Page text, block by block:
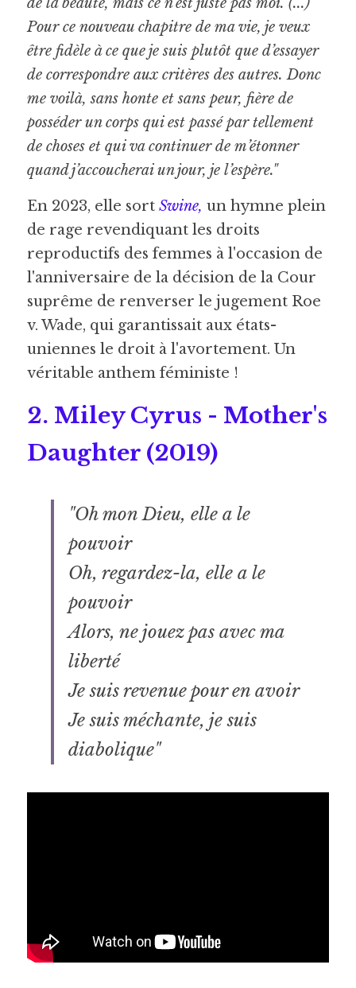
Pour ce nouveau chapitre de ma vie, je veux
être fidèle à ce que je suis plutôt que d’essayer
de correspondre aux critères des autres. Donc
me voilà, sans honte et sans peur, fière de
posséder un corps qui est passé par tellement
de choses et qui va continuer de m’étonner
quand j’accoucherai un jour, je l’espère."
En 2023, elle sort Swine, un hymne plein
de rage revendiquant les droits
reproductifs des femmes à l'occasion de
l'anniversaire de la décision de la Cour
suprême de renverser le jugement Roe
v. Wade, qui garantissait aux états-
uniennes le droit à l'avortement. Un
véritable anthem féministe !
2. Miley Cyrus - Mother's
Daughter (2019)
"Oh mon Dieu, elle a le
pouvoir
Oh, regardez-la, elle a le
pouvoir
Alors, ne jouez pas avec ma
liberté
Je suis revenue pour en avoir
Je suis méchante, je suis
diabolique"